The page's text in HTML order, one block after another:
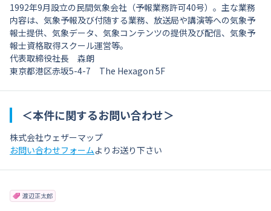
1992年9月設立の民間気象会社（予報業務許可40号）。主な業務
内容は、気象予報及び付随する業務、放送局や講演等への気象予
報士提供、気象データ、気象コンテンツの提供及び配信、気象予
報士資格取得スクール運営等。
代表取締役社長 森朗
東京都港区赤坂5-4-7 The Hexagon 5F
＜本件に関するお問い合わせ＞
株式会社ウェザーマップ
お問い合わせフォームよりお送り下さい
渡辺正太郎